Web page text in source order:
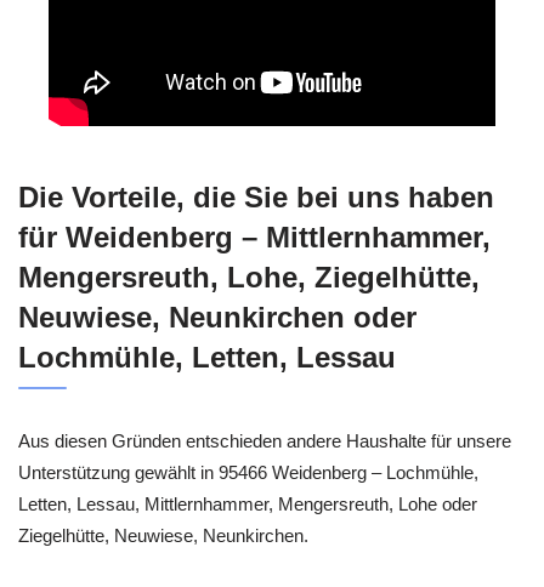
Die Vorteile, die Sie bei uns haben
für Weidenberg – Mittlernhammer,
Mengersreuth, Lohe, Ziegelhütte,
Neuwiese, Neunkirchen oder
Lochmühle, Letten, Lessau
Aus diesen Gründen entschieden andere Haushalte für unsere
Unterstützung gewählt in 95466 Weidenberg – Lochmühle,
Letten, Lessau, Mittlernhammer, Mengersreuth, Lohe oder
Ziegelhütte, Neuwiese, Neunkirchen.